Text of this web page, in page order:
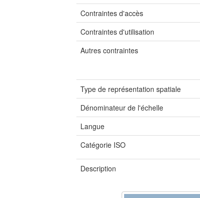
Contraintes d'accès
Contraintes d'utilisation
Autres contraintes
Type de représentation spatiale
Dénominateur de l'échelle
Langue
Catégorie ISO
Description